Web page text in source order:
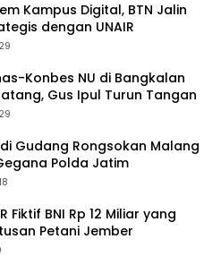
Kampus Digital, BTN Jalin
dengan UNAIR
Konbes NU di Bangkalan
Gus Ipul Turun Tangan
Gudang Rongsokan Malang
Polda Jatim
Fiktif BNI Rp 12 Miliar yang
Petani Jember